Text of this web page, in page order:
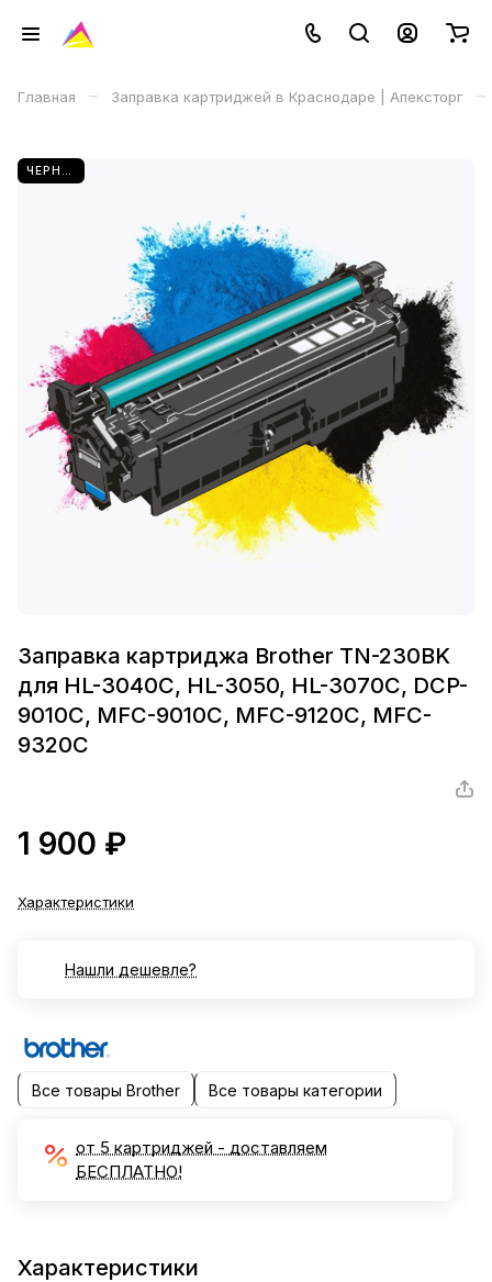
Главная – Заправка картриджей в Краснодаре | Апексторг –
Заправка картриджа Brother TN-230BK
для HL-3040C, HL-3050, HL-3070C, DCP-
9010C, MFC-9010C, MFC-9120C, MFC-
9320C
1 900 ₽
Характеристики
Нашли дешевле?
Все товары Brother Все товары категории
от 5 картриджей - доставляем
БЕСПЛАТНО!
Характеристики